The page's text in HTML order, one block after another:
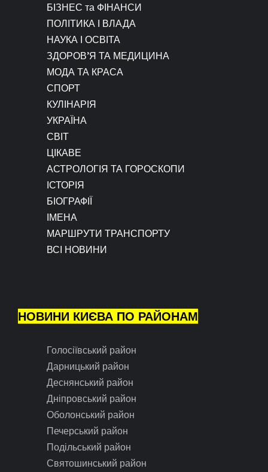
БІЗНЕС та ФІНАНСИ
ПОЛІТИКА І ВЛАДА
НАУКА І ОСВІТА
ЗДОРОВ’Я ТА МЕДИЦИНА
МОДА ТА КРАСА
СПОРТ
КУЛІНАРІЯ
УКРАЇНА
СВІТ
ЦІКАВЕ
АСТРОЛОГІЯ ТА ГОРОСКОПИ
ІСТОРІЯ
БІОГРАФІЇ
ІМЕНА
МАРШРУТИ ТРАНСПОРТУ
ВСІ НОВИНИ
НОВИНИ КИЄВА ПО РАЙОНАМ
Голосіївський район
Дарницький район
Деснянський район
Дніпровський район
Оболонський район
Печерський район
Подільський район
Святошинський район